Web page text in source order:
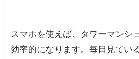
スマホを使えば、タワーマンシ
効率的になります。毎日見てい